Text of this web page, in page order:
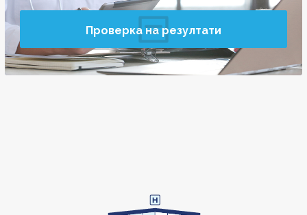
Проверка на резултати